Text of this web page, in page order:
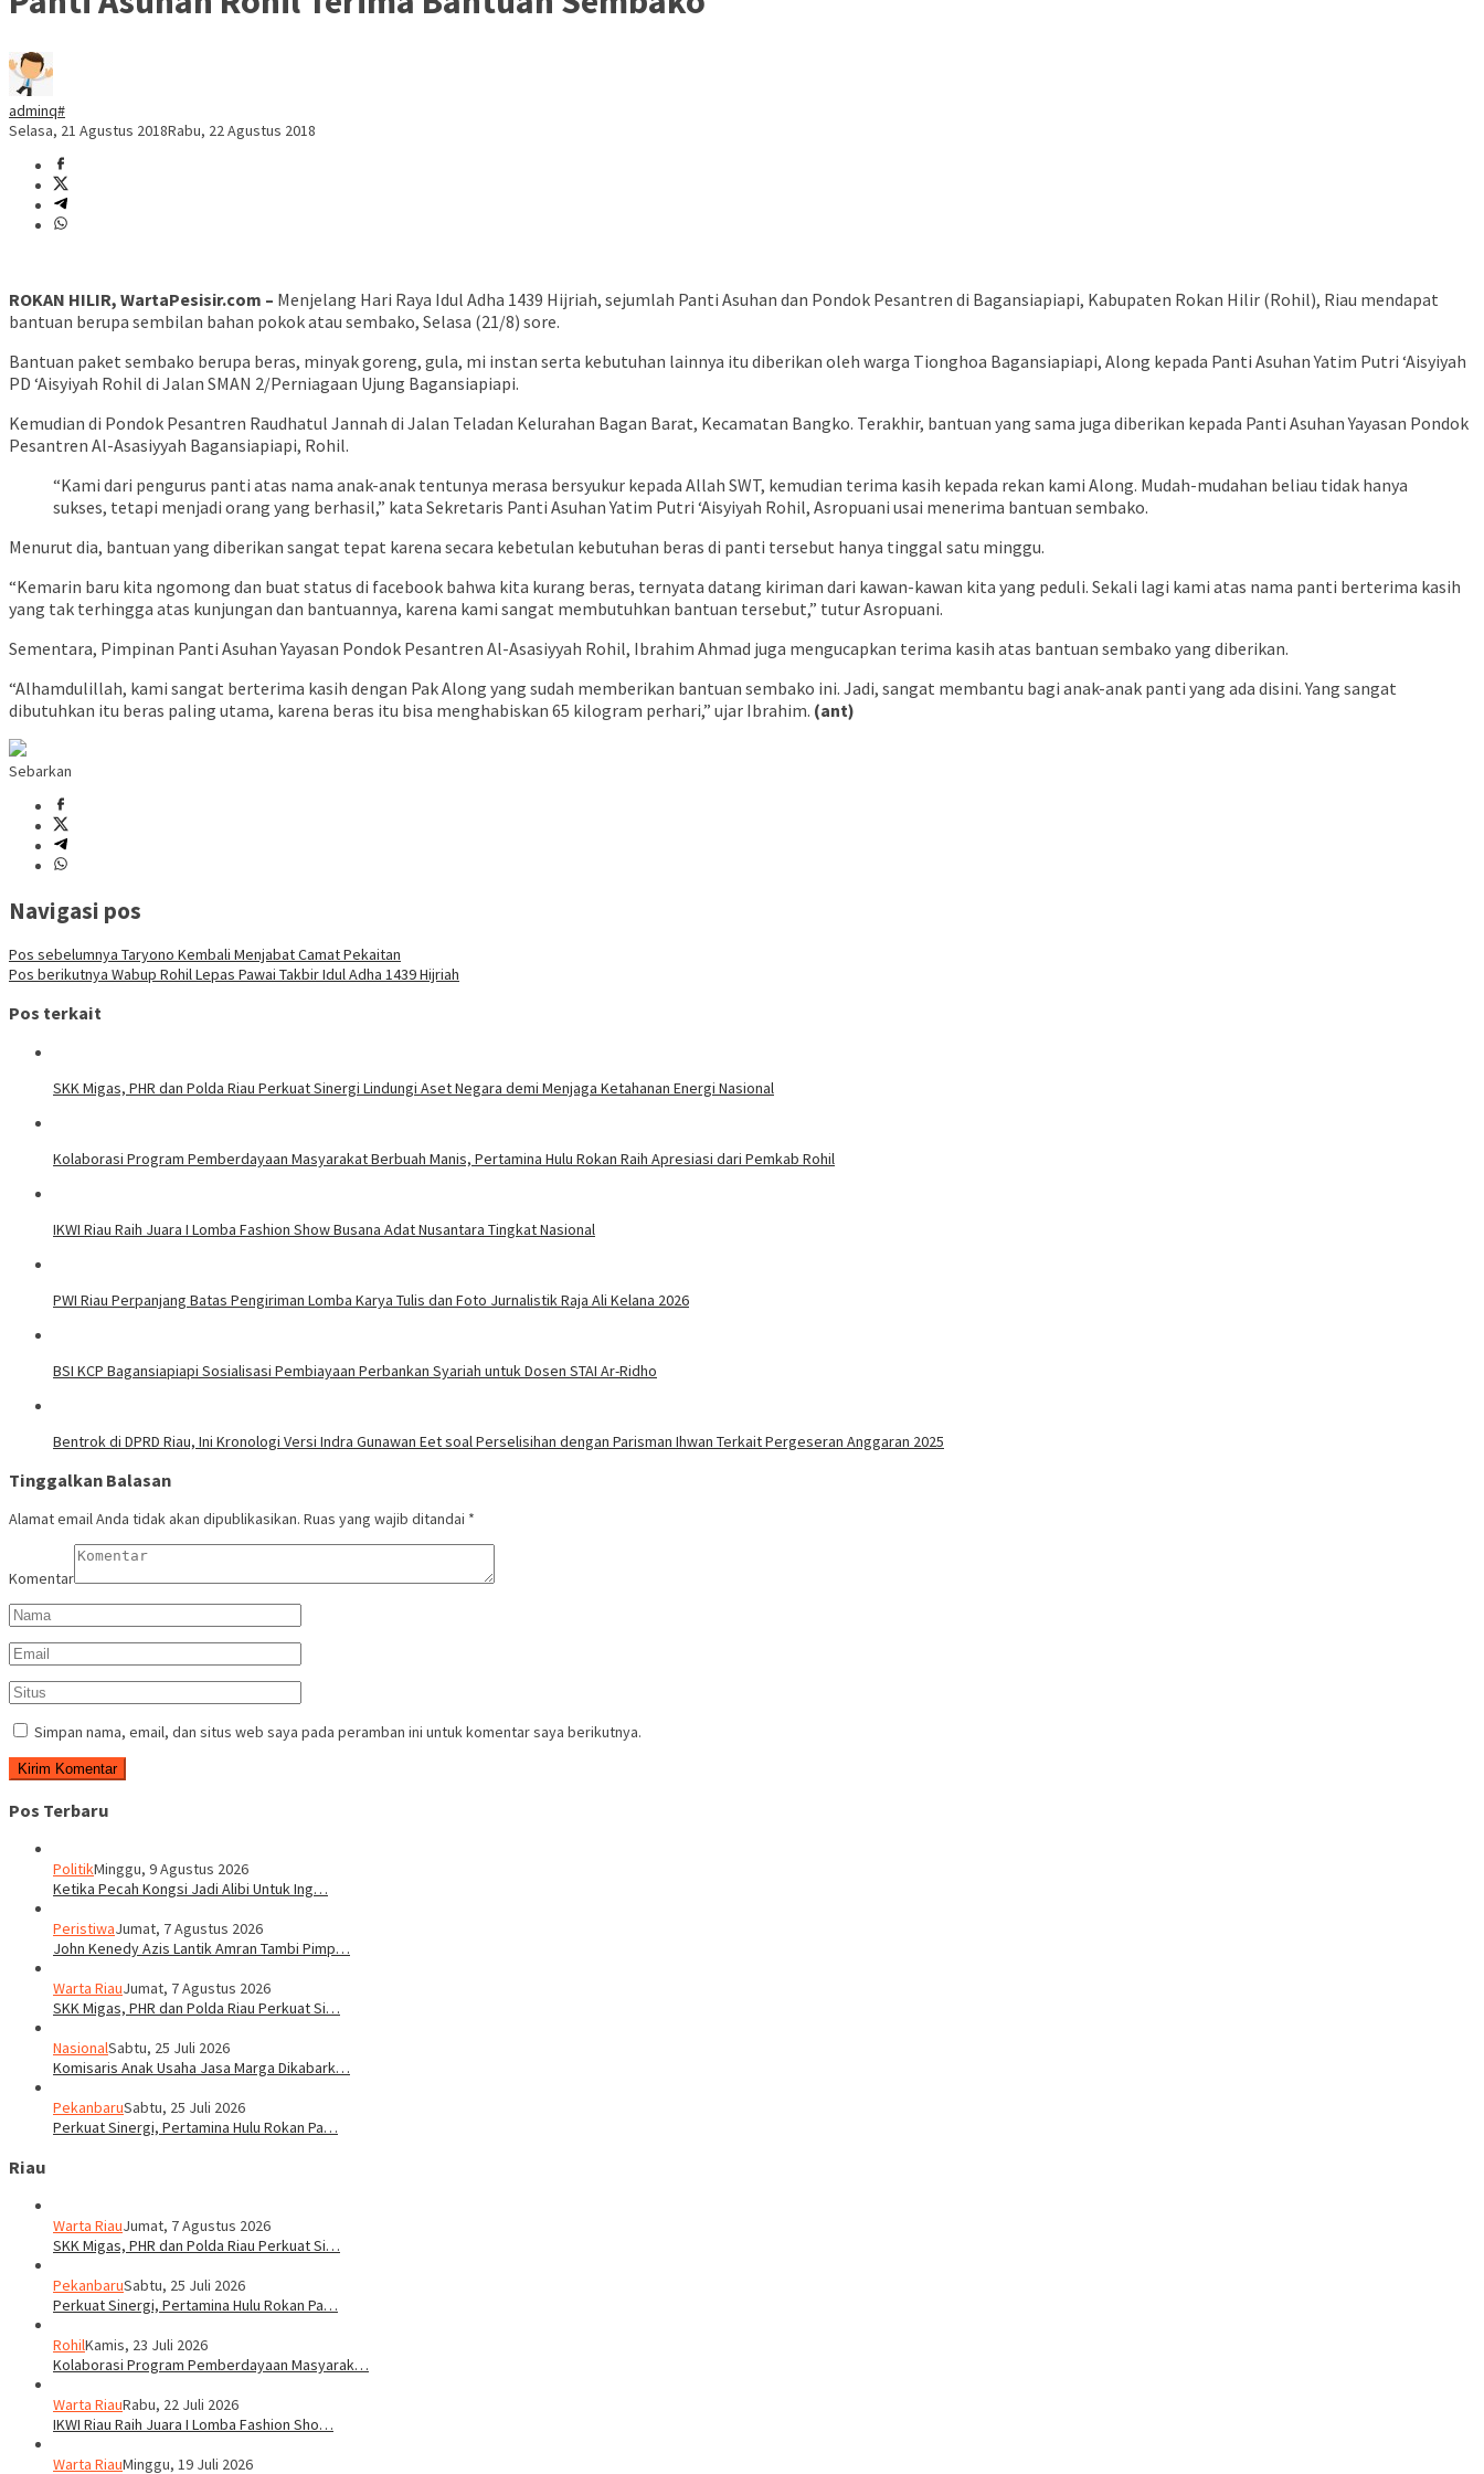
adminq#
Selasa, 21 Agustus 2018Rabu, 22 Agustus 2018
ROKAN HILIR, WartaPesisir.com – Menjelang Hari Raya Idul Adha 1439 Hijriah, sejumlah Panti Asuhan dan Pondok Pesantren di Bagansiapiapi, Kabupaten Rokan Hilir (Rohil), Riau mendapat
bantuan berupa sembilan bahan pokok atau sembako, Selasa (21/8) sore.
Bantuan paket sembako berupa beras, minyak goreng, gula, mi instan serta kebutuhan lainnya itu diberikan oleh warga Tionghoa Bagansiapiapi, Along kepada Panti Asuhan Yatim Putri ‘Aisyiyah
PD ‘Aisyiyah Rohil di Jalan SMAN 2/Perniagaan Ujung Bagansiapiapi.
Kemudian di Pondok Pesantren Raudhatul Jannah di Jalan Teladan Kelurahan Bagan Barat, Kecamatan Bangko. Terakhir, bantuan yang sama juga diberikan kepada Panti Asuhan Yayasan Pondok
Pesantren Al-Asasiyyah Bagansiapiapi, Rohil.
“Kami dari pengurus panti atas nama anak-anak tentunya merasa bersyukur kepada Allah SWT, kemudian terima kasih kepada rekan kami Along. Mudah-mudahan beliau tidak hanya
sukses, tetapi menjadi orang yang berhasil,” kata Sekretaris Panti Asuhan Yatim Putri ‘Aisyiyah Rohil, Asropuani usai menerima bantuan sembako.
Menurut dia, bantuan yang diberikan sangat tepat karena secara kebetulan kebutuhan beras di panti tersebut hanya tinggal satu minggu.
“Kemarin baru kita ngomong dan buat status di facebook bahwa kita kurang beras, ternyata datang kiriman dari kawan-kawan kita yang peduli. Sekali lagi kami atas nama panti berterima kasih
yang tak terhingga atas kunjungan dan bantuannya, karena kami sangat membutuhkan bantuan tersebut,” tutur Asropuani.
Sementara, Pimpinan Panti Asuhan Yayasan Pondok Pesantren Al-Asasiyyah Rohil, Ibrahim Ahmad juga mengucapkan terima kasih atas bantuan sembako yang diberikan.
“Alhamdulillah, kami sangat berterima kasih dengan Pak Along yang sudah memberikan bantuan sembako ini. Jadi, sangat membantu bagi anak-anak panti yang ada disini. Yang sangat
dibutuhkan itu beras paling utama, karena beras itu bisa menghabiskan 65 kilogram perhari,” ujar Ibrahim. (ant)
Sebarkan
Navigasi pos
Pos sebelumnya Taryono Kembali Menjabat Camat Pekaitan
Pos berikutnya Wabup Rohil Lepas Pawai Takbir Idul Adha 1439 Hijriah
Pos terkait
SKK Migas, PHR dan Polda Riau Perkuat Sinergi Lindungi Aset Negara demi Menjaga Ketahanan Energi Nasional
Kolaborasi Program Pemberdayaan Masyarakat Berbuah Manis, Pertamina Hulu Rokan Raih Apresiasi dari Pemkab Rohil
IKWI Riau Raih Juara I Lomba Fashion Show Busana Adat Nusantara Tingkat Nasional
PWI Riau Perpanjang Batas Pengiriman Lomba Karya Tulis dan Foto Jurnalistik Raja Ali Kelana 2026
BSI KCP Bagansiapiapi Sosialisasi Pembiayaan Perbankan Syariah untuk Dosen STAI Ar-Ridho
Bentrok di DPRD Riau, Ini Kronologi Versi Indra Gunawan Eet soal Perselisihan dengan Parisman Ihwan Terkait Pergeseran Anggaran 2025
Tinggalkan Balasan
Alamat email Anda tidak akan dipublikasikan. Ruas yang wajib ditandai *
Komentar
Simpan nama, email, dan situs web saya pada peramban ini untuk komentar saya berikutnya.
Pos Terbaru
PolitikMinggu, 9 Agustus 2026
Ketika Pecah Kongsi Jadi Alibi Untuk Ing…
PeristiwaJumat, 7 Agustus 2026
John Kenedy Azis Lantik Amran Tambi Pimp…
Warta RiauJumat, 7 Agustus 2026
SKK Migas, PHR dan Polda Riau Perkuat Si…
NasionalSabtu, 25 Juli 2026
Komisaris Anak Usaha Jasa Marga Dikabark…
PekanbaruSabtu, 25 Juli 2026
Perkuat Sinergi, Pertamina Hulu Rokan Pa…
Riau
Warta RiauJumat, 7 Agustus 2026
SKK Migas, PHR dan Polda Riau Perkuat Si…
PekanbaruSabtu, 25 Juli 2026
Perkuat Sinergi, Pertamina Hulu Rokan Pa…
RohilKamis, 23 Juli 2026
Kolaborasi Program Pemberdayaan Masyarak…
Warta RiauRabu, 22 Juli 2026
IKWI Riau Raih Juara I Lomba Fashion Sho…
Warta RiauMinggu, 19 Juli 2026